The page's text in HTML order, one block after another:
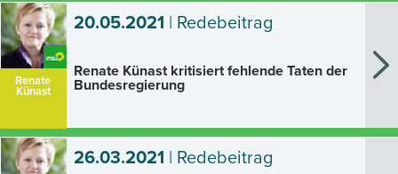
Renate
Künast
20.05.2021 | Redebeitrag
Renate Künast kritisiert fehlende Taten der
Bundesregierung
26.03.2021 | Redebeitrag